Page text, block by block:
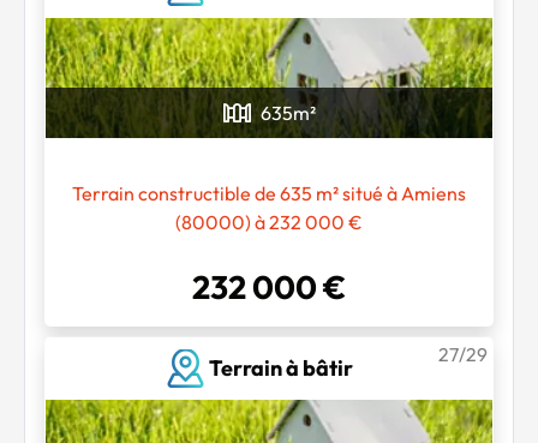
635m²
Terrain constructible de 635 m² situé à Amiens
(80000) à 232 000 €
232 000 €
Terrain à bâtir
27/29